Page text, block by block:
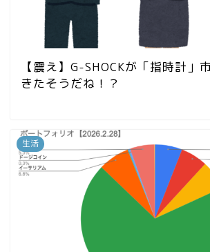
【震え】G-SHOCKが「指時計」
きたそうだね！？
生活